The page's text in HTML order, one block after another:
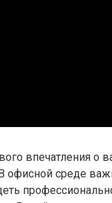
впечатления о
офисной среде